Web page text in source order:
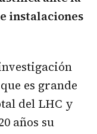
instalaciones
es grande
del LHC y
años su